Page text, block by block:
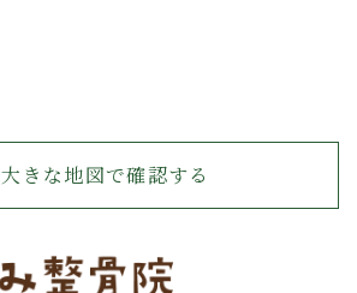
大きな地図で確認する